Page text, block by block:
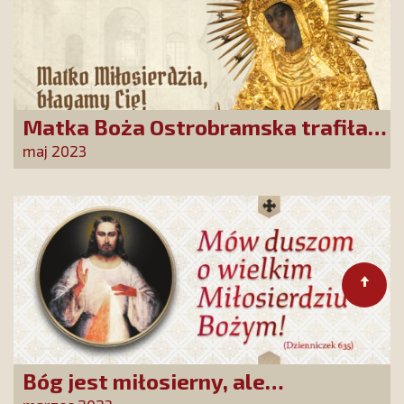
Matka Boża Ostrobramska trafiła
pod strzechy!
maj 2023
Bóg jest miłosierny, ale